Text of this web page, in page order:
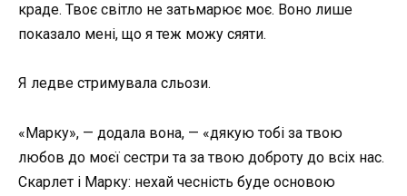
краде. Твоє світло не затьмарює моє. Воно лише
показало мені, що я теж можу сяяти.
Я ледве стримувала сльози.
«Марку», — додала вона, — «дякую тобі за твою
любов до моєї сестри та за твою доброту до всіх нас.
Скарлет і Марку: нехай чесність буде основою